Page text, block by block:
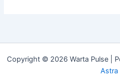
Copyright © 2026 Warta Pulse |
Astra